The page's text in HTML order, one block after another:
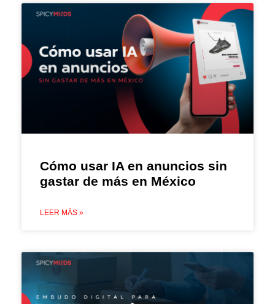
Cómo usar IA en anuncios sin
gastar de más en México
LEER MÁS »